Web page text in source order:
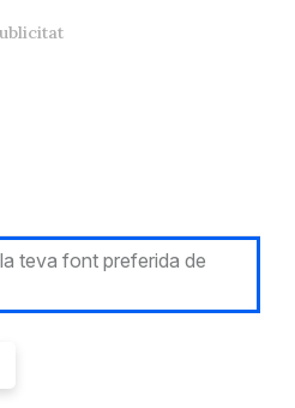
teva font preferida de